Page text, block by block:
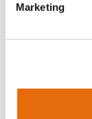
Marketing
Wij
het